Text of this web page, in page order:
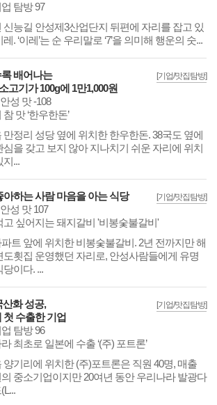
탐방 97
신능길 안성제3산업단지 뒤편에 자리를 잡고 있
. ‘이레’는 순 우리말로 ‘7’을 의미해 행운의 숫...
[기업/맛집탐방]
배어나는
고기가 100g에 1만1,000원
성 맛 -108
맛 ‘한우한돈’
만정리 성당 옆에 위치한 한우한돈. 38국도 옆에
심을 갖고 보지 않아 지나치기 쉬운 자리에 위치
지...
[기업/맛집탐방]
아하는 사람 마음을 아는 식당
성 맛 107
고 싶어지는 돼지갈비 '비봉숯불갈비'
트 앞에 위치한 비봉숯불갈비. 2년 전까지만 해
도횟집 운영했던 자리로, 안성사람들에게 유명
당이다. ...
[기업/맛집탐방]
산화 성공,
첫 수출한 기업
탐방 96
최초로 일본에 수출 ‘(주) 포트론’
양기리에 위치한 (주)포트론은 직원 40명, 매출
중소기업이지만 20여년 동안 우리나라 발광다